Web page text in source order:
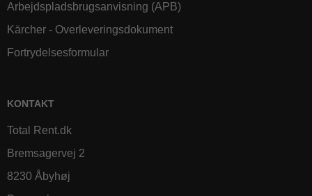
Arbejdspladsbrugsanvisning (APB)
Kärcher - Overleveringsdokument
Fortrydelsesformular
KONTAKT
Total Rent.dk
Bremsagervej 2
8230 Åbyhøj